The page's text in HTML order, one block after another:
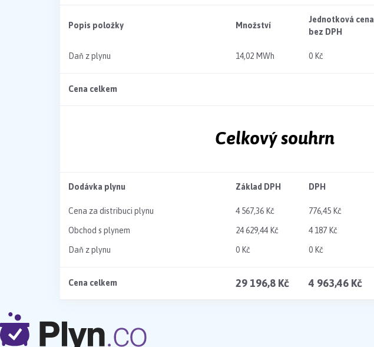
Popis položky Množství
Jednotková cena
bez DPH
Daň z plynu 14,02 MWh 0 Kč
Cena celkem
Celkový souhrn
Dodávka plynu Základ DPH DPH
Cena za distribuci plynu 4 567,36 Kč 776,45 Kč
Obchod s plynem 24 629,44 Kč 4 187 Kč
Daň z plynu 0 Kč 0 Kč
Cena celkem 29 196,8 Kč 4 963,46 Kč